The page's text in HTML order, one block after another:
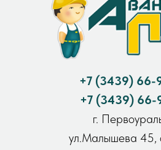
+7 (3439) 66-
+7 (3439) 66-
г.
ул.Малышева 45,